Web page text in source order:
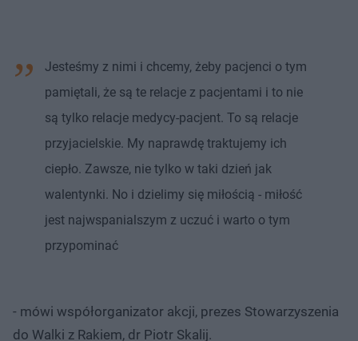
Jesteśmy z nimi i chcemy, żeby pacjenci o tym
pamiętali, że są te relacje z pacjentami i to nie
są tylko relacje medycy-pacjent. To są relacje
przyjacielskie. My naprawdę traktujemy ich
ciepło. Zawsze, nie tylko w taki dzień jak
walentynki. No i dzielimy się miłością - miłość
jest najwspanialszym z uczuć i warto o tym
przypominać
- mówi współorganizator akcji, prezes Stowarzyszenia
do Walki z Rakiem, dr Piotr Skalij.